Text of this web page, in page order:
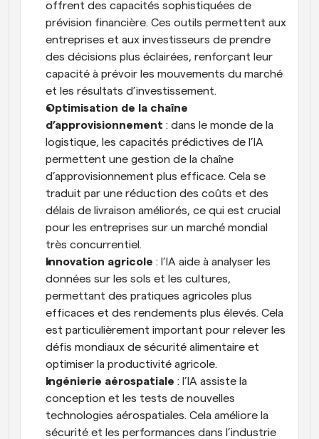
offrent des capacités sophistiquées de
prévision financière. Ces outils permettent aux
entreprises et aux investisseurs de prendre
des décisions plus éclairées, renforçant leur
capacité à prévoir les mouvements du marché
et les résultats d’investissement.
Optimisation de la chaîne
d’approvisionnement : dans le monde de la
logistique, les capacités prédictives de l’IA
permettent une gestion de la chaîne
d’approvisionnement plus efficace. Cela se
traduit par une réduction des coûts et des
délais de livraison améliorés, ce qui est crucial
pour les entreprises sur un marché mondial
très concurrentiel.
Innovation agricole : l’IA aide à analyser les
données sur les sols et les cultures,
permettant des pratiques agricoles plus
efficaces et des rendements plus élevés. Cela
est particulièrement important pour relever les
défis mondiaux de sécurité alimentaire et
optimiser la productivité agricole.
Ingénierie aérospatiale : l’IA assiste la
conception et les tests de nouvelles
technologies aérospatiales. Cela améliore la
sécurité et les performances dans l’industrie